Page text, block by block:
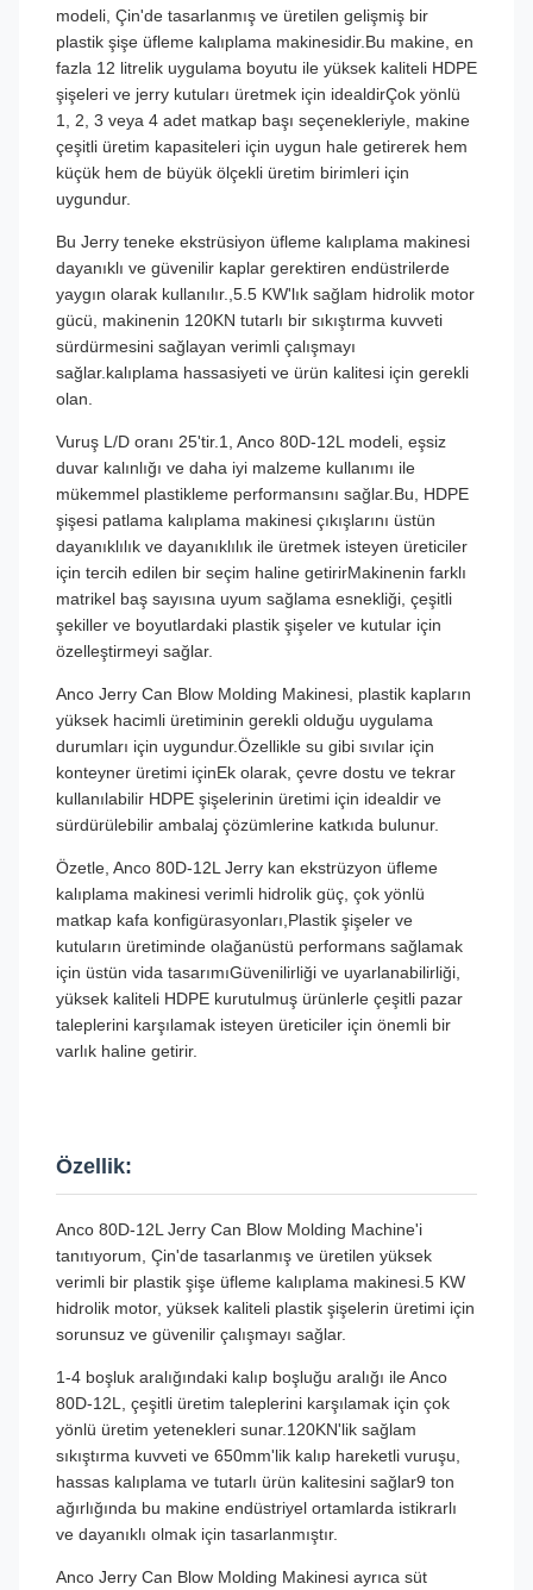
modeli, Çin'de tasarlanmış ve üretilen gelişmiş bir
plastik şişe üfleme kalıplama makinesidir.Bu makine, en
fazla 12 litrelik uygulama boyutu ile yüksek kaliteli HDPE
şişeleri ve jerry kutuları üretmek için idealdirÇok yönlü
1, 2, 3 veya 4 adet matkap başı seçenekleriyle, makine
çeşitli üretim kapasiteleri için uygun hale getirerek hem
küçük hem de büyük ölçekli üretim birimleri için
uygundur.
Bu Jerry teneke ekstrüsiyon üfleme kalıplama makinesi
dayanıklı ve güvenilir kaplar gerektiren endüstrilerde
yaygın olarak kullanılır.,5.5 KW'lık sağlam hidrolik motor
gücü, makinenin 120KN tutarlı bir sıkıştırma kuvveti
sürdürmesini sağlayan verimli çalışmayı
sağlar.kalıplama hassasiyeti ve ürün kalitesi için gerekli
olan.
Vuruş L/D oranı 25'tir.1, Anco 80D-12L modeli, eşsiz
duvar kalınlığı ve daha iyi malzeme kullanımı ile
mükemmel plastikleme performansını sağlar.Bu, HDPE
şişesi patlama kalıplama makinesi çıkışlarını üstün
dayanıklılık ve dayanıklılık ile üretmek isteyen üreticiler
için tercih edilen bir seçim haline getirirMakinenin farklı
matrikel baş sayısına uyum sağlama esnekliği, çeşitli
şekiller ve boyutlardaki plastik şişeler ve kutular için
özelleştirmeyi sağlar.
Anco Jerry Can Blow Molding Makinesi, plastik kapların
yüksek hacimli üretiminin gerekli olduğu uygulama
durumları için uygundur.Özellikle su gibi sıvılar için
konteyner üretimi içinEk olarak, çevre dostu ve tekrar
kullanılabilir HDPE şişelerinin üretimi için idealdir ve
sürdürülebilir ambalaj çözümlerine katkıda bulunur.
Özetle, Anco 80D-12L Jerry kan ekstrüzyon üfleme
kalıplama makinesi verimli hidrolik güç, çok yönlü
matkap kafa konfigürasyonları,Plastik şişeler ve
kutuların üretiminde olağanüstü performans sağlamak
için üstün vida tasarımıGüvenilirliği ve uyarlanabilirliği,
yüksek kaliteli HDPE kurutulmuş ürünlerle çeşitli pazar
taleplerini karşılamak isteyen üreticiler için önemli bir
varlık haline getirir.
Özellik:
Anco 80D-12L Jerry Can Blow Molding Machine'i
tanıtıyorum, Çin'de tasarlanmış ve üretilen yüksek
verimli bir plastik şişe üfleme kalıplama makinesi.5 KW
hidrolik motor, yüksek kaliteli plastik şişelerin üretimi için
sorunsuz ve güvenilir çalışmayı sağlar.
1-4 boşluk aralığındaki kalıp boşluğu aralığı ile Anco
80D-12L, çeşitli üretim taleplerini karşılamak için çok
yönlü üretim yetenekleri sunar.120KN'lik sağlam
sıkıştırma kuvveti ve 650mm'lik kalıp hareketli vuruşu,
hassas kalıplama ve tutarlı ürün kalitesini sağlar9 ton
ağırlığında bu makine endüstriyel ortamlarda istikrarlı
ve dayanıklı olmak için tasarlanmıştır.
Anco Jerry Can Blow Molding Makinesi ayrıca süt